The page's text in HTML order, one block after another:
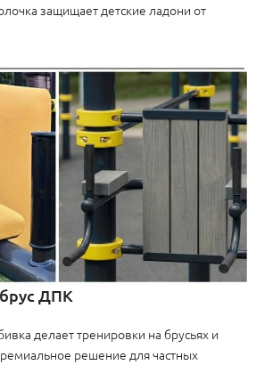
защищает детские ладони от
ДПК
делает тренировки на брусьях и
решение для частных